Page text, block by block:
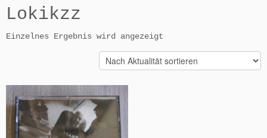
Inhalt
springen
Lokikzz
Einzelnes Ergebnis wird angezeigt